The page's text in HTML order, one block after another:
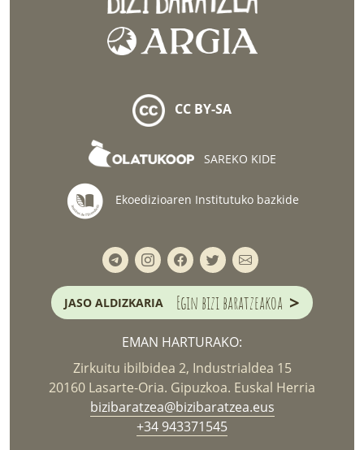
CC BY-SA
SAREKO KIDE
Ekoedizioaren Institutuko bazkide
JASO ALDIZKARIA Egin bizi baratzeakoa >
EMAN HARTURAKO:
Zirkuitu ibilbidea 2, Industrialdea 15
20160 Lasarte-Oria. Gipuzkoa. Euskal Herria
bizibaratzea@bizibaratzea.eus
+34 943371545